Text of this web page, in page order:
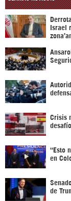
Israel
Crisis
“Esto
en
de